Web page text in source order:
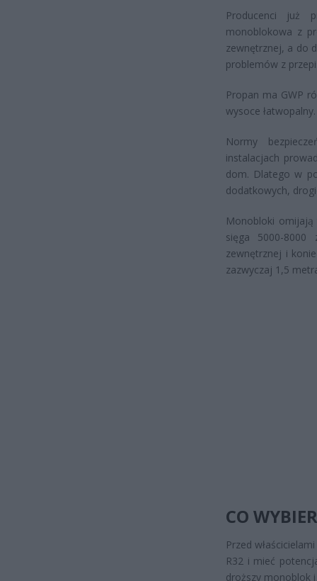
Producenci już
monoblokowa z
zewnętrznej, a do
problemów z
Propan ma GWP
wysoce łatwopalny.
Normy
instalacjach
dom. Dlatego w
dodatkowych,
Monobloki omijają
sięga 5000-
zewnętrznej i
zazwyczaj 1,5
CO
Przed
R32 i mieć
droższy monoblok